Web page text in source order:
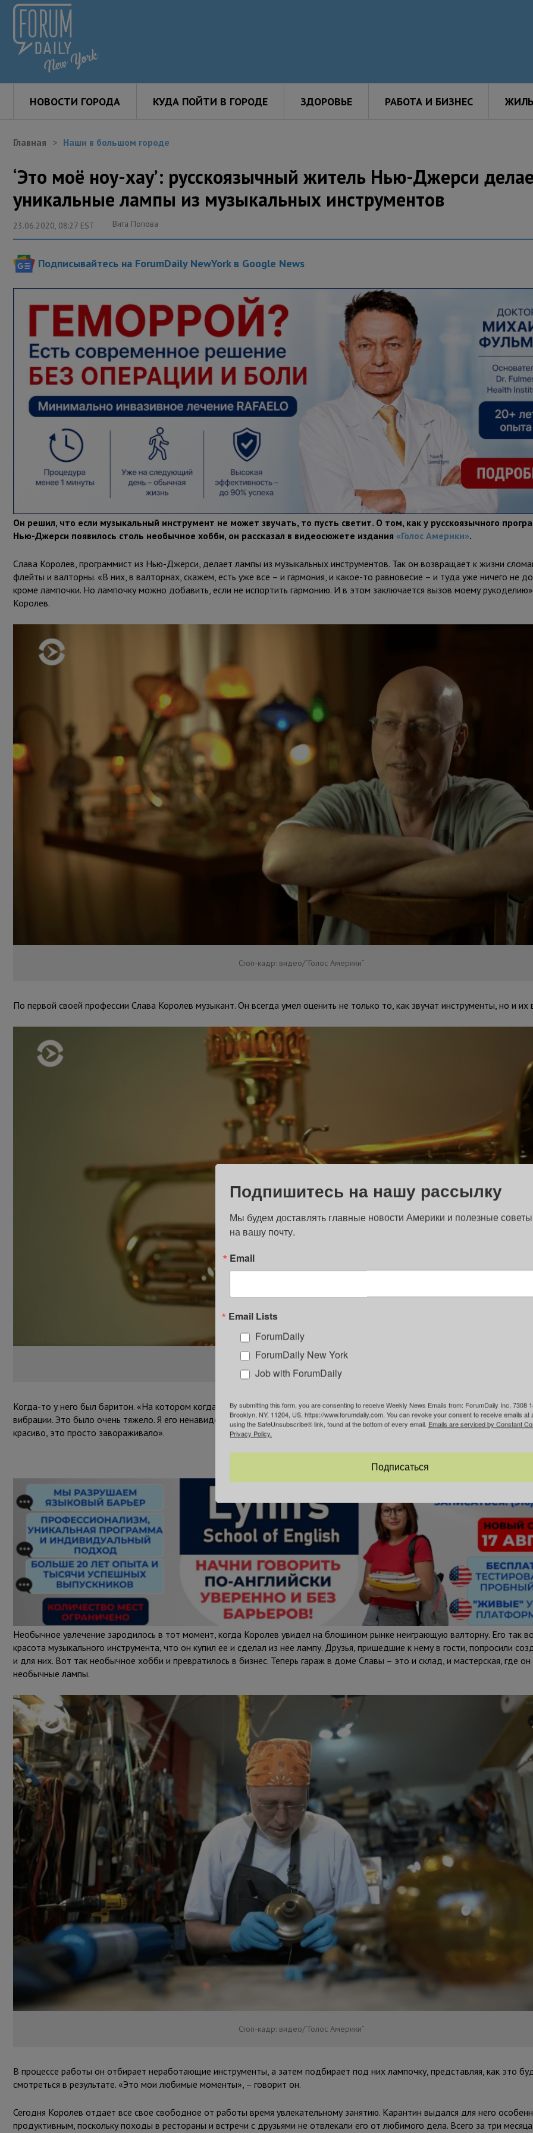
НОВОСТИ ГОРОДА КУДА ПОЙТИ В ГОРОДЕ ЗДОРОВЬЕ РАБОТА И БИЗНЕС
Главная Наши в большом городе
‘Это моё ноу-хау’: русскоязычный житель Нью-Джерси
уникальные лампы из музыкальных инструментов
23.06.2020, 08:27 EST Вита Попова
Подписывайтесь на ForumDaily NewYork в Google News
Он решил, что если музыкальный инструмент не может звучать, то пусть светит. О том, как у русскоязычного
Нью-Джерси появилось столь необычное хобби, он рассказал в видеосюжете издания «Голос Америки».
Слава Королев, программист из Нью-Джерси, делает лампы из музыкальных инструментов. Так он возвращает к жизни
флейты и валторны. «В них, в валторнах, скажем, есть уже все – и гармония, и какое-то равновесие – и туда уже ничего не
кроме лампочки. Но лампочку можно добавить, если не испортить гармонию. И в этом заключается вызов моему
Королев.
Стоп-кадр: видео/”Голос Америки”
По первой своей профессии Слава Королев музыкант. Он всегда умел оценить не только то, как звучат инструменты, но и их
Стоп-кадр: видео/”Голос Америки”
Когда-то у него был баритон. «На котором когда я играл, у меня было сотрясение мозга, – вспоминает мужчина. – Там очень
вибрации. Это было очень тяжело. Я его ненавидел. Но я всегда восхищался переплетением его труб, патрубков и клапанов,
красиво, это просто завораживало».
Необычное увлечение зародилось в тот момент, когда Королев увидел на блошином рынке неиграющую валторну. Его так
красота музыкального инструмента, что он купил ее и сделал из нее лампу. Друзья, пришедшие к нему в гости, попросили
и для них. Вот так необычное хобби и превратилось в бизнес. Теперь гараж в доме Славы – это и склад, и мастерская, где он
необычные лампы.
Стоп-кадр: видео/”Голос Америки”
В процессе работы он отбирает неработающие инструменты, а затем подбирает под них лампочку, представляя, как это
смотреться в результате. «Это мои любимые моменты», – говорит он.
Сегодня Королев отдает все свое свободное от работы время увлекательному занятию. Карантин выдался для него
продуктивным, поскольку походы в рестораны и встречи с друзьями не отвлекали его от любимого дела. Всего за три
Подпишитесь на нашу рассылку
Мы будем доставлять главные новости Америки и полезные
на вашу почту.
Email
Email Lists
ForumDaily
ForumDaily New York
Job with ForumDaily
By submitting this form, you are consenting to receive Weekly News Emails from: ForumDaily Inc, 7308
Brooklyn, NY, 11204, US, https://www.forumdaily.com. You can revoke your consent to receive emails at
using the SafeUnsubscribe® link, found at the bottom of every email. Emails are serviced by Constant
Privacy Policy.
Подписаться